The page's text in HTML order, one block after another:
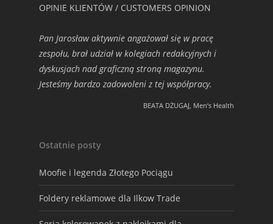
OPINIE KLIENTÓW / CUSTOMERS OPINION
Pan Jarosław aktywnie angażował się w pracę
zespołu, brał udział w kolegiach redakcyjnych i
dyskusjach nad graficzną stroną magazynu.
Jesteśmy bardzo zadowoleni z tej współpracy.
BEATA DŻUGAJ, Men‘s Health
Ostatnie posty
Moofie i legenda Złotego Pociągu
Foldery reklamowe dla Ilkow Trade